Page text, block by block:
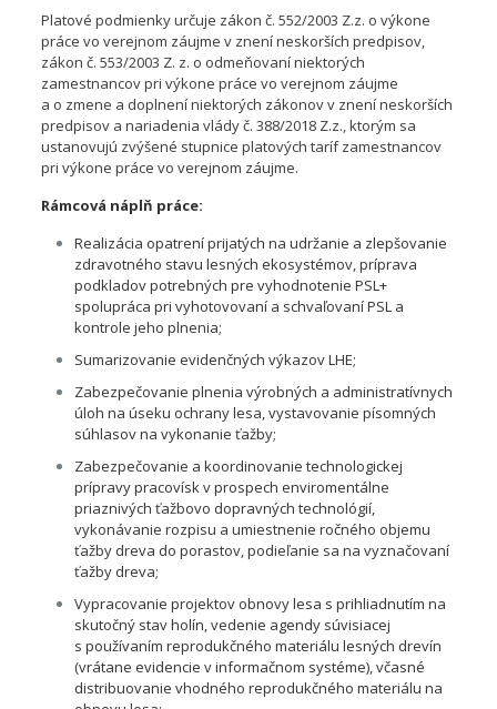
Platové podmienky určuje zákon č. 552/2003 Z.z. o výkone
práce vo verejnom záujme v znení neskorších predpisov,
zákon č. 553/2003 Z. z. o odmeňovaní niektorých
zamestnancov pri výkone práce vo verejnom záujme
a o zmene a doplnení niektorých zákonov v znení neskorších
predpisov a nariadenia vlády č. 388/2018 Z.z., ktorým sa
ustanovujú zvýšené stupnice platových taríf zamestnancov
pri výkone práce vo verejnom záujme.
Rámcová náplň práce:
Realizácia opatrení prijatých na udržanie a zlepšovanie
zdravotného stavu lesných ekosystémov, príprava
podkladov potrebných pre vyhodnotenie PSL+
spolupráca pri vyhotovovaní a schvaľovaní PSL a
kontrole jeho plnenia;
Sumarizovanie evidenčných výkazov LHE;
Zabezpečovanie plnenia výrobných a administratívnych
úloh na úseku ochrany lesa, vystavovanie písomných
súhlasov na vykonanie ťažby;
Zabezpečovanie a koordinovanie technologickej
prípravy pracovísk v prospech enviromentálne
priaznivých ťažbovo dopravných technológií,
vykonávanie rozpisu a umiestnenie ročného objemu
ťažby dreva do porastov, podieľanie sa na vyznačovaní
ťažby dreva;
Vypracovanie projektov obnovy lesa s prihliadnutím na
skutočný stav holín, vedenie agendy súvisiacej
s používaním reprodukčného materiálu lesných drevín
(vrátane evidencie v informačnom systéme), včasné
distribuovanie vhodného reprodukčného materiálu na